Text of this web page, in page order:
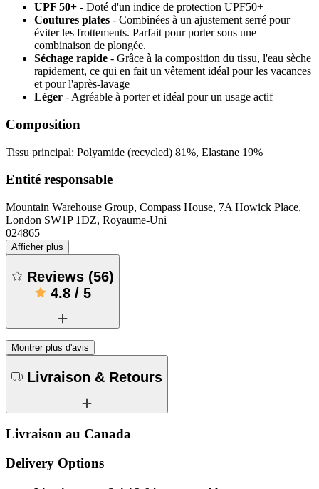
UPF 50+ - Doté d'un indice de protection UPF50+
Coutures plates - Combinées à un ajustement serré pour
éviter les frottements. Parfait pour porter sous une
combinaison de plongée.
Séchage rapide - Grâce à la composition du tissu, l'eau sèche
rapidement, ce qui en fait un vêtement idéal pour les vacances
et pour l'après-lavage
Léger - Agréable à porter et idéal pour un usage actif
Composition
Tissu principal: Polyamide (recycled) 81%, Elastane 19%
Entité responsable
Mountain Warehouse Group, Compass House, 7A Howick Place,
London SW1P 1DZ, Royaume-Uni
024865
Afficher plus
Reviews (56)
4.8/ 5
Montrer plus d'avis
Livraison & Retours
Livraison au Canada
Delivery Options